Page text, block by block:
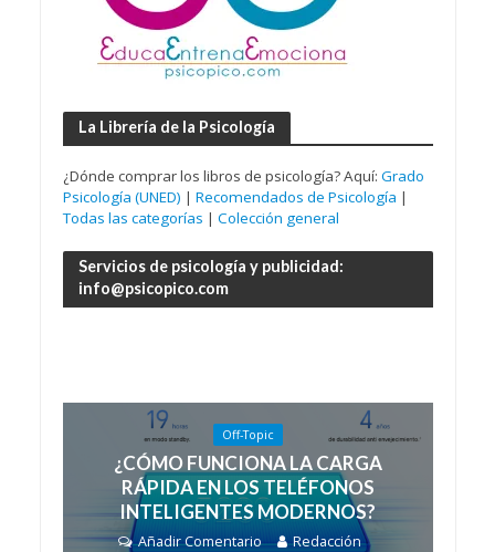
La Librería de la Psicología
¿Dónde comprar los libros de psicología? Aquí: Grado
Psicología (UNED) | Recomendados de Psicología |
Todas las categorías | Colección general
Servicios de psicología y publicidad:
info@psicopico.com
Off-Topic
¿CÓMO FUNCIONA LA CARGA
RÁPIDA EN LOS TELÉFONOS
INTELIGENTES MODERNOS?
Añadir Comentario Redacción